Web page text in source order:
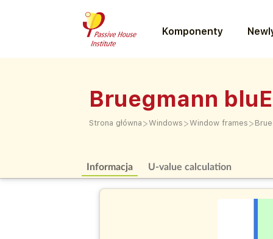
Komponenty
Bruegmann
Strona główna >Windows >Window frames >
Informacja U-value calculation